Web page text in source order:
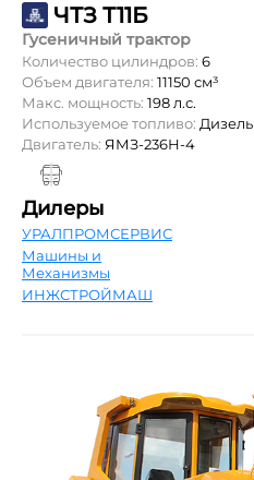
ЧТЗ Т11Б
Гусеничный трактор
Количество цилиндров: 6
Объем двигателя: 11150 см³
Макс. мощность: 198 л.с.
Используемое топливо: Дизель
Двигатель: ЯМЗ-236Н-4
Дилеры
УРАЛПРОМСЕРВИС
Машины и
Механизмы
ИНЖСТРОЙМАШ